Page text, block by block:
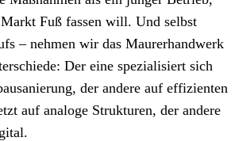
Fuß fassen will. Und selbst
– nehmen wir das Maurerhandwerk
Der eine spezialisiert sich
der andere auf effizienten
auf analoge Strukturen, der andere